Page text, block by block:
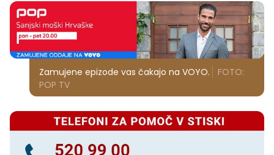
Zamujene epizode vas čakajo na VOYO.
FOTO:
POP TV